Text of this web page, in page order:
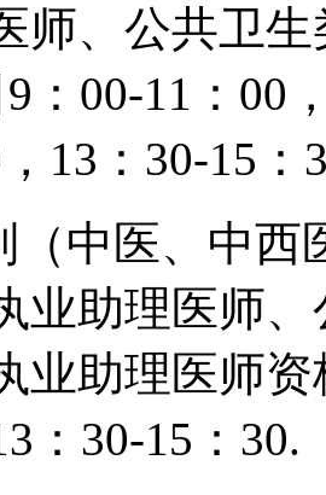
师、公共卫生
：00-11：00
13：30-15：
（中医、中西
业助理医师
业助理医师
：30-15：30.